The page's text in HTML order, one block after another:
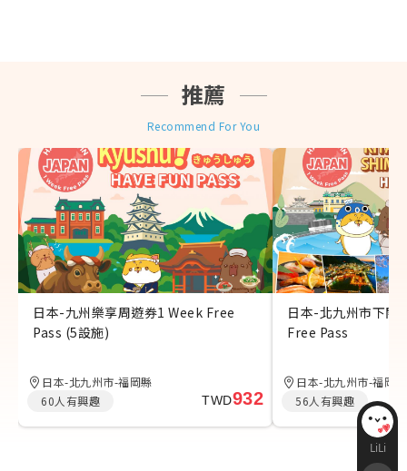
LiLi
推薦
Recommend For You
日本-九州樂享周遊券1 Week Free
Pass (5設施)
日本-北九州市-福岡縣
60人有興趣 TWD932
日本-北九州市下關
Free Pass
日本-北九州市-福岡縣
56人有興趣